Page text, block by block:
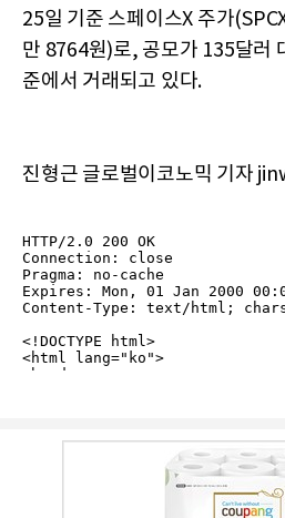
25일 기준 스페이스X 주가
만 8764원)로, 공모가 135달러
준에서 거래되고 있다.
진형근 글로벌이코노믹 기자